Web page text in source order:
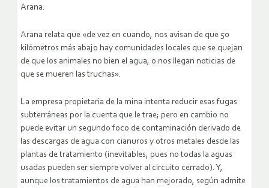
Arana.
Arana relata que «de vez en cuando, nos avisan de que 50
kilómetros más abajo hay comunidades locales que se quejan
de que los animales no bien el agua, o nos llegan noticias de
que se mueren las truchas».
La empresa propietaria de la mina intenta reducir esas fugas
subterráneas por la cuenta que le trae; pero en cambio no
puede evitar un segundo foco de contaminación derivado de
las descargas de agua con cianuros y otros metales desde las
plantas de tratamiento (inevitables, pues no todas la aguas
usadas pueden ser siempre volver al circuito cerrado). Y,
aunque los tratamientos de agua han mejorado, según admite